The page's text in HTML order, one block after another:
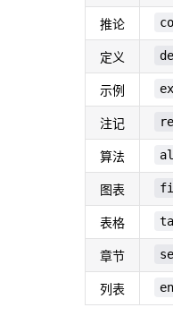
推论
定义
示例
注记
算法
图表
表格
章节
列表